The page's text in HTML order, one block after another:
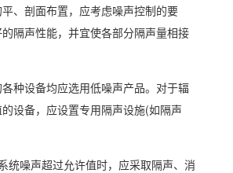
、剖面布置，应考虑噪声控制的要
隔声性能，并宜使各部分隔声量相接
种设备均应选用低噪声产品。对于辐
设备，应设置专用隔声设施(如隔声
统噪声超过允许值时，应采取隔声、消